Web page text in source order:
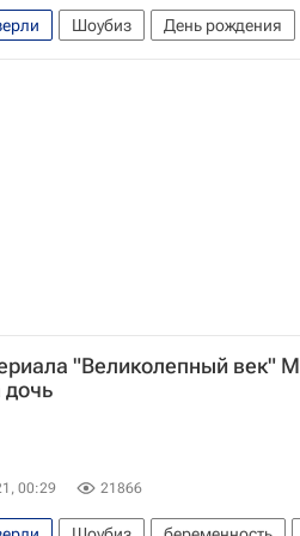
Шоубиз День рождения
Новости культуры
"Великолепный век"
дочь
00:29 21866